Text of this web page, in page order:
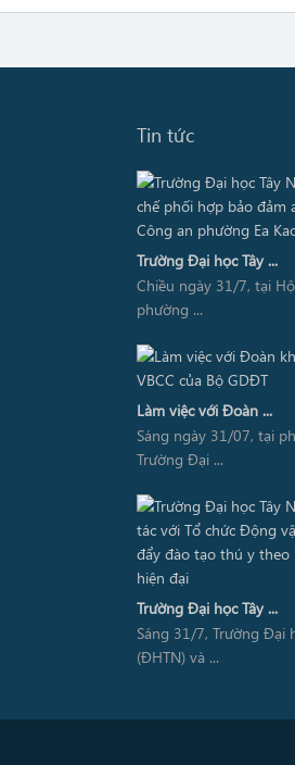
Tin tức
Trường Đại học Tây ...
Chiều ngày 31/7, tại
phường ...
Làm việc với Đoàn ...
Sáng ngày 31/07, tại
Trường Đại ...
Trường Đại học Tây ...
Sáng 31/7, Trường Đại
(ĐHTN) và ...